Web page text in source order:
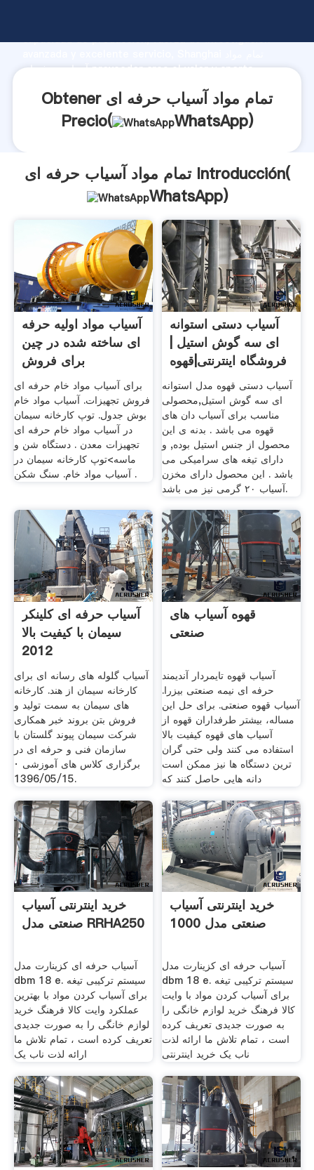
capacidad de producción, fuerza de investigación
آسیاب حرفه ای proveedor crea el valor y aporta
Obtener تمام مواد آسیاب حرفه ای
Precio(
WhatsApp)
تمام مواد آسیاب حرفه ای Introducción(
WhatsApp)
آسیاب مواد اولیه حرفه
ای ساخته شده در چین
برای فروش
برای آسیاب مواد خام حرفه ای
فروش تجهیزات. آسیاب مواد خام
بوش جدول. توپ کارخانه سیمان
در آسیاب مواد خام حرفه ای
تجهیزات معدن . دستگاه شن و
ماسه>توپ کارخانه سیمان در
آسیاب مواد خام. سنگ شکن .
آسیاب دستی استوانه
ای سه گوش استیل |
فروشگاه اینترنتی|قهوه
ملو
آسیاب دستی قهوه مدل استوانه
ای سه گوش استیل,محصولی
مناسب برای آسیاب دان های
قهوه می باشد . بدنه ی این
محصول از جنس استیل بوده, و
دارای تیغه های سرامیکی می
باشد . این محصول دارای مخزن
آسیاب ۲۰ گرمی نیز می باشد.
آسیاب حرفه ای کلینکر
سیمان با کیفیت بالا
2012
آسیاب گلوله های رسانه ای برای
کارخانه سیمان از هند. کارخانه
های سیمان به سمت تولید و
فروش بتن بروند خبر همکاری
شرکت سیمان پیوند گلستان با
سازمان فنی و حرفه ای در
برگزاری کلاس های آموزشی ·
1396/05/15.
قهوه آسیاب های
صنعتی
آسیاب قهوه تایمردار آندیمند
حرفه ای نیمه صنعتی بیزرا.
آسیاب قهوه صنعتی. برای حل این
مساله، بیشتر طرفداران قهوه از
آسیاب های قهوه کیفیت بالا
استفاده می کنند ولی حتی گران
ترین دستگاه ها نیز ممکن است
دانه هایی حاصل کنند که
خرید اینترنتی آسیاب
صنعتی مدل RRHA250
آسیاب حرفه ای کزینارت مدل
dbm 18 e. سیستم ترکیبی تیغه
برای آسیاب کردن مواد با بهترین
عملکرد وایت کالا فرهنگ خرید
لوازم خانگی را به صورت جدیدی
تعریف کرده است ، تمام تلاش ما
ارائه لذت ناب یک
خرید اینترنتی آسیاب
صنعتی مدل 1000
آسیاب حرفه ای کزینارت مدل
dbm 18 e. سیستم ترکیبی تیغه
برای آسیاب کردن مواد با وایت
کالا فرهنگ خرید لوازم خانگی را
به صورت جدیدی تعریف کرده
است ، تمام تلاش ما ارائه لذت
ناب یک خرید اینترنتی